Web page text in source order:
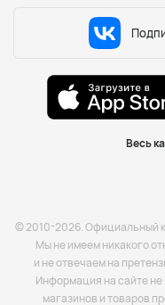
Весь
© 2010-2026. Официальный
Мы не имеем никакого
и не отвечаем на
Информация на сайте не
магазинов и товаров